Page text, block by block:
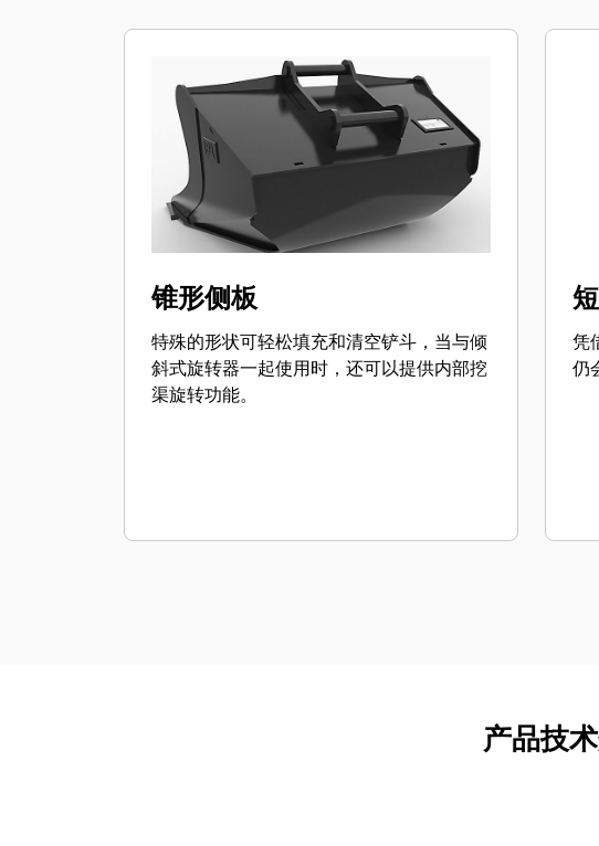
锥形侧板
特殊的形状可轻松填充和清空铲斗，当与倾
斜式旋转器一起使用时，还可以提供内部挖
渠旋转功能。
凭
仍
产品技